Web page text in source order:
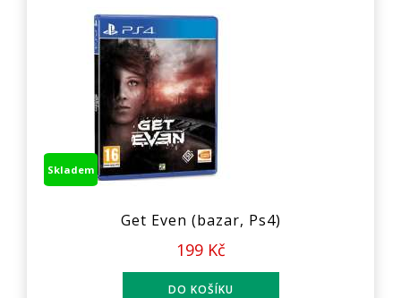
Skladem
Get Even (bazar, Ps4)
199 Kč